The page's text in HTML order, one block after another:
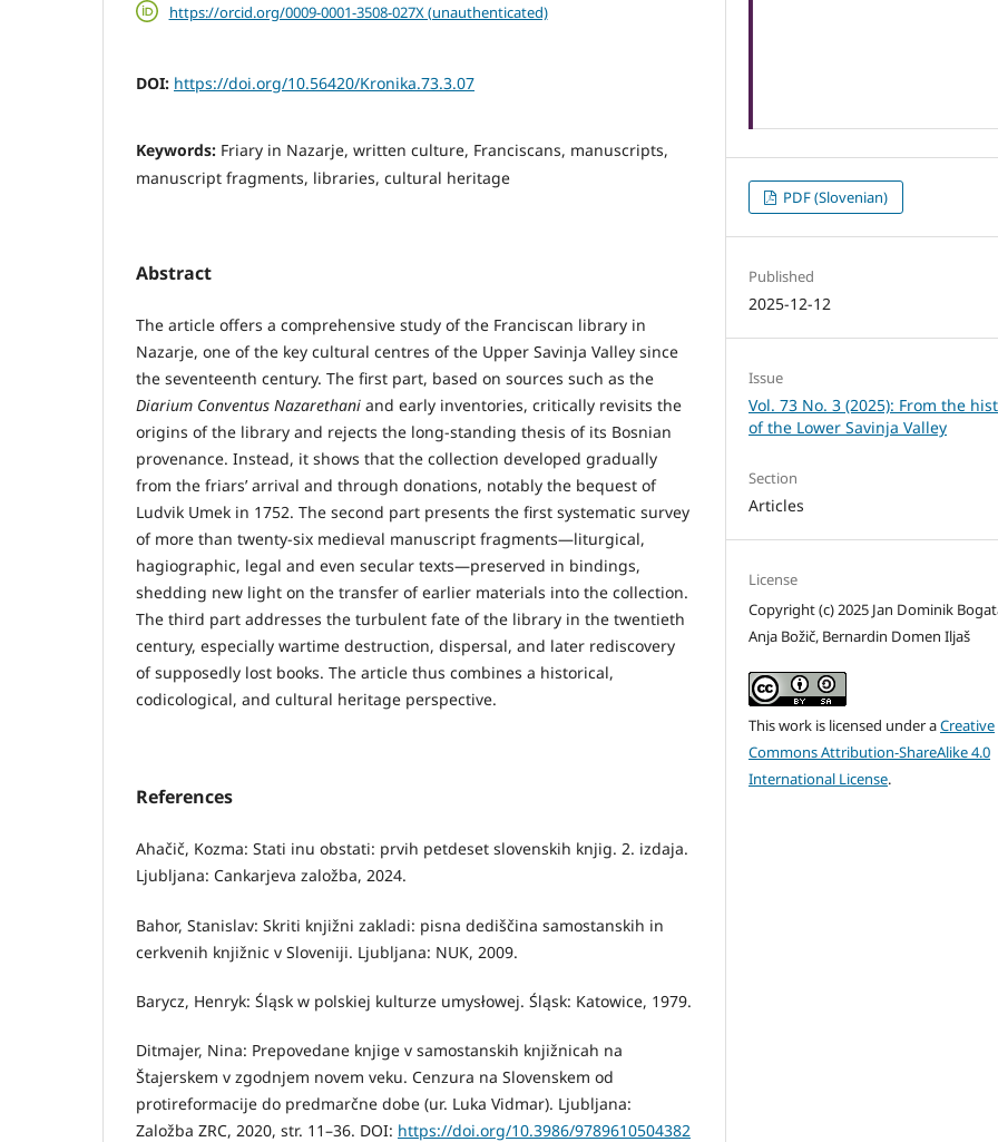
https://orcid.org/0009-0001-3508-027X (unauthenticated)
DOI: https://doi.org/10.56420/Kronika.73.3.07
Keywords: Friary in Nazarje, written culture, Franciscans, manuscripts,
manuscript fragments, libraries, cultural heritage
Abstract
The article offers a comprehensive study of the Franciscan library in
Nazarje, one of the key cultural centres of the Upper Savinja Valley since
the seventeenth century. The first part, based on sources such as the
Diarium Conventus Nazarethani and early inventories, critically revisits the
origins of the library and rejects the long-standing thesis of its Bosnian
provenance. Instead, it shows that the collection developed gradually
from the friars’ arrival and through donations, notably the bequest of
Ludvik Umek in 1752. The second part presents the first systematic survey
of more than twenty-six medieval manuscript fragments—liturgical,
hagiographic, legal and even secular texts—preserved in bindings,
shedding new light on the transfer of earlier materials into the collection.
The third part addresses the turbulent fate of the library in the twentieth
century, especially wartime destruction, dispersal, and later rediscovery
of supposedly lost books. The article thus combines a historical,
codicological, and cultural heritage perspective.
References
Ahačič, Kozma: Stati inu obstati: prvih petdeset slovenskih knjig. 2. izdaja.
Ljubljana: Cankarjeva založba, 2024.
Bahor, Stanislav: Skriti knjižni zakladi: pisna dediščina samostanskih in
cerkvenih knjižnic v Sloveniji. Ljubljana: NUK, 2009.
Barycz, Henryk: Śląsk w polskiej kulturze umysłowej. Śląsk: Katowice, 1979.
Ditmajer, Nina: Prepovedane knjige v samostanskih knjižnicah na
Štajerskem v zgodnjem novem veku. Cenzura na Slovenskem od
protireformacije do predmarčne dobe (ur. Luka Vidmar). Ljubljana:
Založba ZRC, 2020, str. 11–36. DOI: https://doi.org/10.3986/9789610504382
PDF (Slovenian)
Published
2025-12-12
Issue
Vol. 73 No. 3 (2025): From the
of the Lower Savinja Valley
Section
Articles
License
Copyright (c) 2025 Jan Dominik
Anja Božič, Bernardin Domen Iljaš
This work is licensed under aCreative
Commons Attribution-ShareAlike 4.0
International License.